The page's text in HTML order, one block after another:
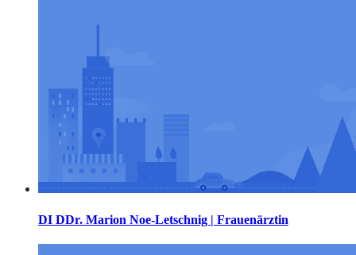
DI DDr. Marion Noe-Letschnig | Frauenärztin